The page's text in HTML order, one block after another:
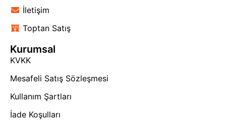
İletişim
Toptan Satış
Kurumsal
KVKK
Mesafeli Satış Sözleşmesi
Kullanım Şartları
İade Koşulları